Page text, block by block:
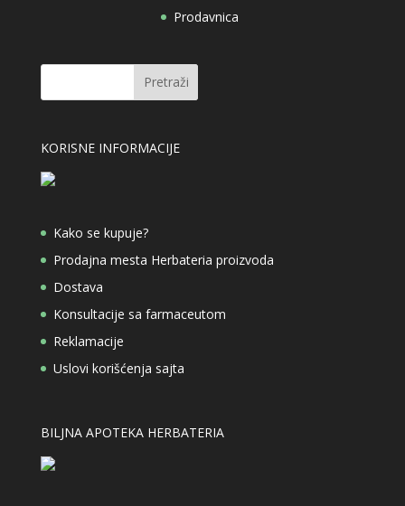
Prodavnica
KORISNE INFORMACIJE
Kako se kupuje?
Prodajna mesta Herbateria proizvoda
Dostava
Konsultacije sa farmaceutom
Reklamacije
Uslovi korišćenja sajta
BILJNA APOTEKA HERBATERIA